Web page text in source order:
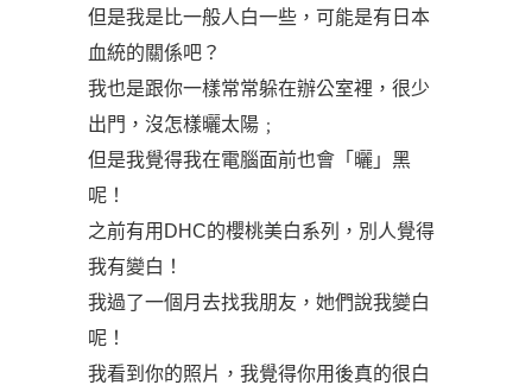
但是我是比一般人白一些，可能是有日本
血統的關係吧？
我也是跟你一樣常常躲在辦公室裡，很少
出門，沒怎樣曬太陽﹔
但是我覺得我在電腦面前也會「曬」黑
呢！
之前有用DHC的櫻桃美白系列，別人覺得
我有變白！
我過了一個月去找我朋友，她們說我變白
呢！
我看到你的照片，我覺得你用後真的很白